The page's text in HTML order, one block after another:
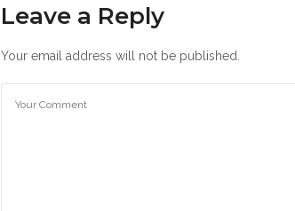
Leave a Reply
Your email address will not be published.